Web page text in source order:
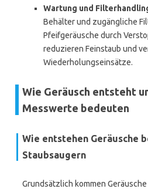
Wartung und
Behälter und zugängliche
Pfeifgeräusche durch
reduzieren Feinstaub und
Wiederholungseinsätze.
Wie Geräusch entsteht
Messwerte bedeuten
Wie entstehen Geräusche
Staubsaugern
Grundsätzlich kommen